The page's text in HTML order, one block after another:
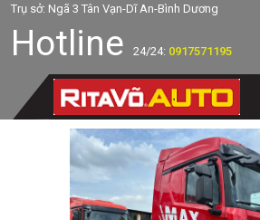
Trụ sở: Ngã 3 Tân Vạn-Dĩ An-Bình Dương
Hotline 24/24: 0917571195